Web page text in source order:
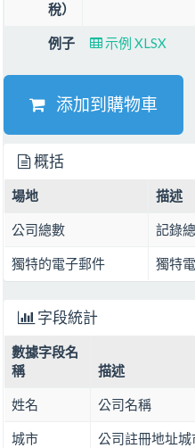
稅）
例子 示例 XLSX
添加到購物車
概括
場地 描述
公司總數 記錄
獨特的電子郵件 獨特
字段統計
數據字段名
稱
描述
姓名 公司名稱
城市 公司註冊地址城